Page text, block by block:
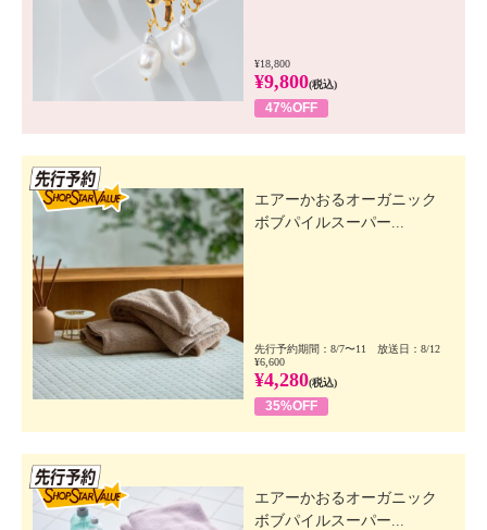
¥18,800
¥9,800(税込)
47%OFF
エアーかおるオーガニック
ボブパイルスーパー...
先行予約期間：8/7〜11 放送日：8/12
¥6,600
¥4,280(税込)
35%OFF
エアーかおるオーガニック
ボブパイルスーパー...